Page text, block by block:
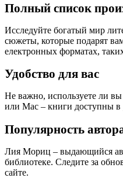
Полный список
Исследуйте богатый мир
сюжеты, которые подарят
електронных форматах,
Удобство для вас
Не важно, используете ли
или Mac – книги доступны в
Популярность
Лия Мориц – выдающийся
библиотеке. Следите за
сайте.